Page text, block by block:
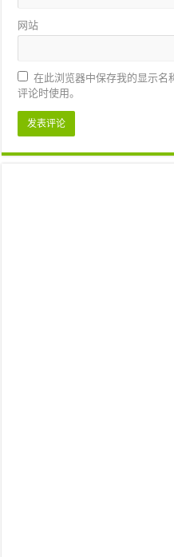
网站
在此浏览器中保存我的显示名
评论时使用。